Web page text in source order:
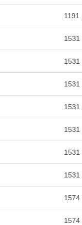
1191
1531
1531
1531
1531
1531
1531
1531
1574
1574